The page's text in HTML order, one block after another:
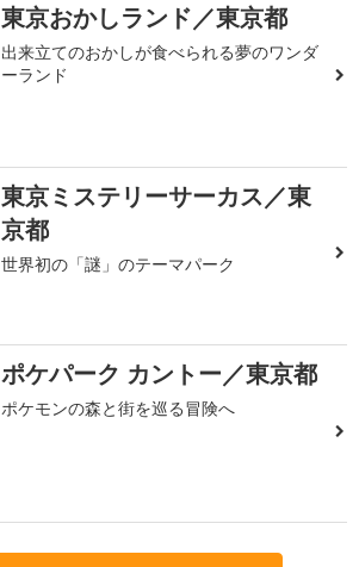
東京おかしランド／東京都
出来立てのおかしが食べられる夢のワンダ
ーランド
東京ミステリーサーカス／東
京都
世界初の「謎」のテーマパーク
ポケパーク カントー／東京都
ポケモンの森と街を巡る冒険へ